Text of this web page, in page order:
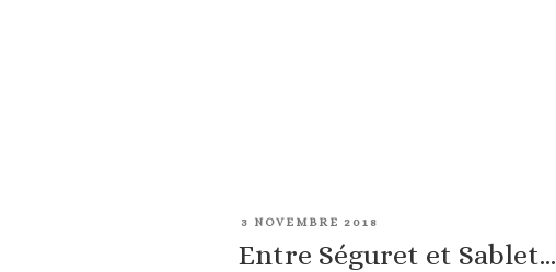
PUBLIÉ
3 NOVEMBRE 2018
Entre Séguret et Sablet…